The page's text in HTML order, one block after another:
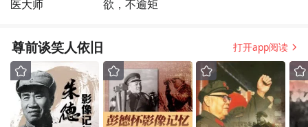
医大师
欲，不逾矩
尊前谈笑人依旧 打开app阅读